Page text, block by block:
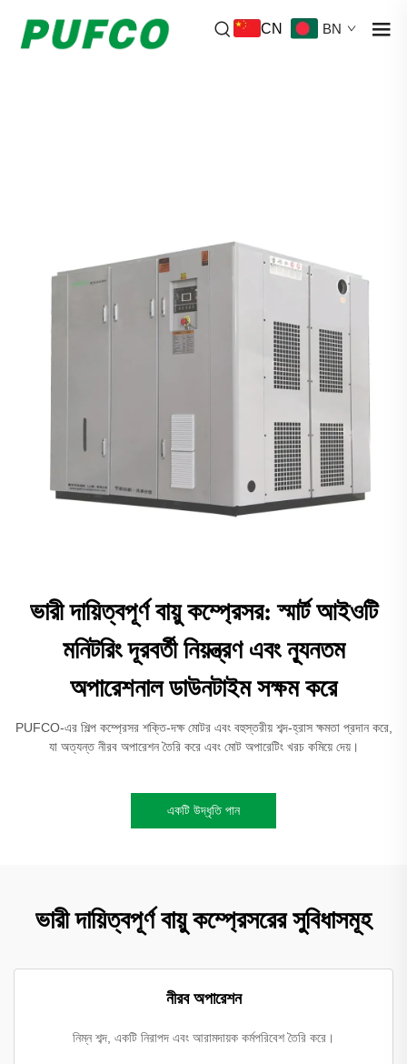
CN BN
ভারী দায়িত্বপূর্ণ বায়ু কম্প্রেসর: স্মার্ট আইওটি
মনিটরিং দূরবর্তী নিয়ন্ত্রণ এবং ন্যূনতম
অপারেশনাল ডাউনটাইম সক্ষম করে
PUFCO-এর শিল্প কম্প্রেসর শক্তি-দক্ষ মোটর এবং বহুস্তরীয় শব্দ-হ্রাস ক্ষমতা প্রদান করে,
যা অত্যন্ত নীরব অপারেশন তৈরি করে এবং মোট অপারেটিং খরচ কমিয়ে দেয়।
একটি উদ্ধৃতি পান
ভারী দায়িত্বপূর্ণ বায়ু কম্প্রেসরের সুবিধাসমূহ
নীরব অপারেশন
নিম্ন শব্দ, একটি নিরাপদ এবং আরামদায়ক কর্মপরিবেশ তৈরি করে।